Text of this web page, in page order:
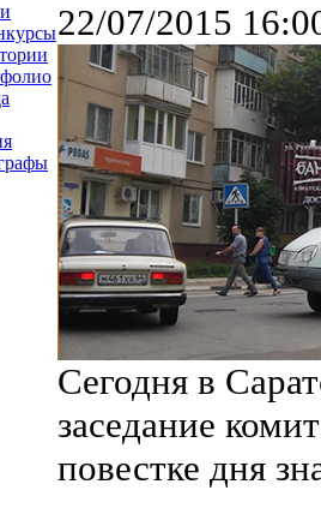
22/07/2015
Сегодня в
заседание
повестке дня